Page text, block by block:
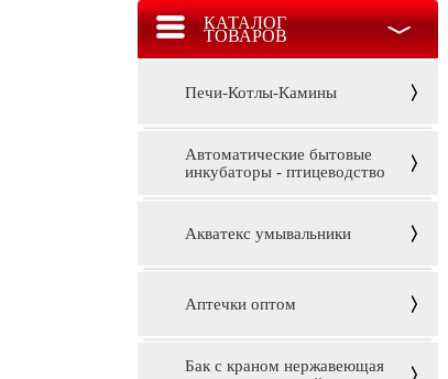
КАТАЛОГ
ТОВАРОВ
Печи-Котлы-Камины
Автоматические бытовые
инкубаторы - птицеводство
Акватекс умывальники
Аптечки оптом
Бак с краном нержавеющая